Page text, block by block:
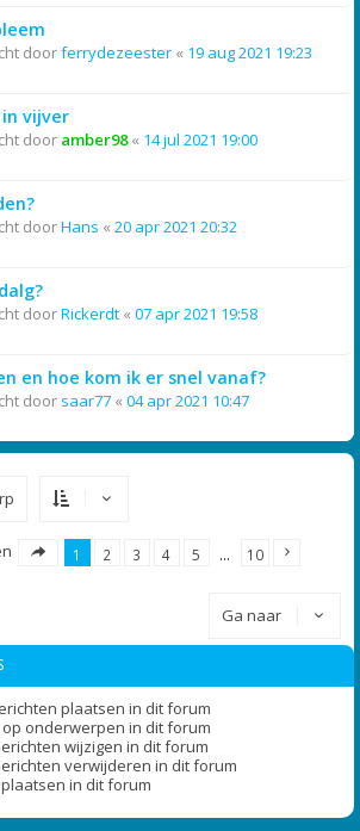
doorferrydezeester « 19 aug 2021 19:23
vijver
door amber98« 14 jul 2021 19:00
doorHans « 20 apr 2021 20:32
doorRickerdt « 07 apr 2021 19:58
en hoe kom ik er snel vanaf?
door saar77 « 04 apr 2021 10:47
1 2 3 4 5 … 10
Ga naar
plaatsen in dit forum
onderwerpen in dit forum
wijzigen in dit forum
verwijderen in dit forum
in dit forum